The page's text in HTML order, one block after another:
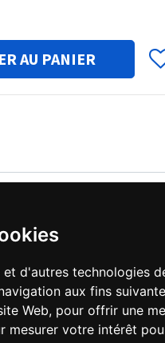
d'autres technologies
aux fins
Web, pour offrir une
mesurer votre intérêt
AU PANIER